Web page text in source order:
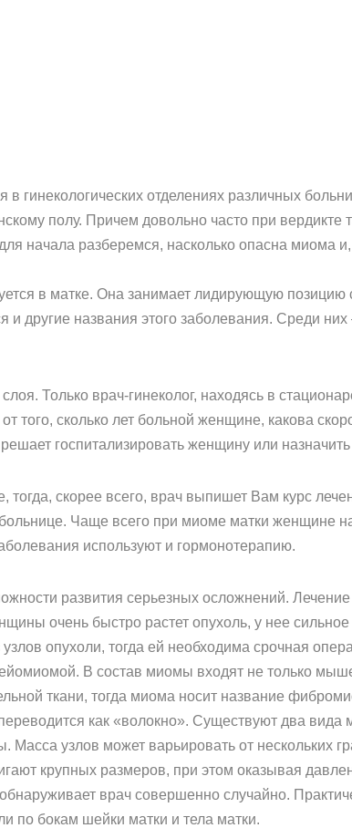
гинекологических отделениях различных
полу. Причем довольно часто при вердикте
начала разберемся, насколько опасна миома
в матке. Она занимает лидирующую позицию
и другие названия этого заболевания. Среди
Только врач-гинеколог, находясь в
того, сколько лет больной женщине, какова
госпитализировать женщину или
скорее всего, врач выпишет Вам курс
Чаще всего при миоме матки женщине
используют и гормонотерапию.
развития серьезных осложнений.
очень быстро растет опухоль, у нее сильное
опухоли, тогда ей необходима срочная
В состав миомы входят не только
ткани, тогда миома носит название
как «волокно». Существуют два вида
узлов может варьировать от нескольких
крупных размеров, при этом оказывая
врач совершенно случайно.
по бокам шейки матки и тела матки.